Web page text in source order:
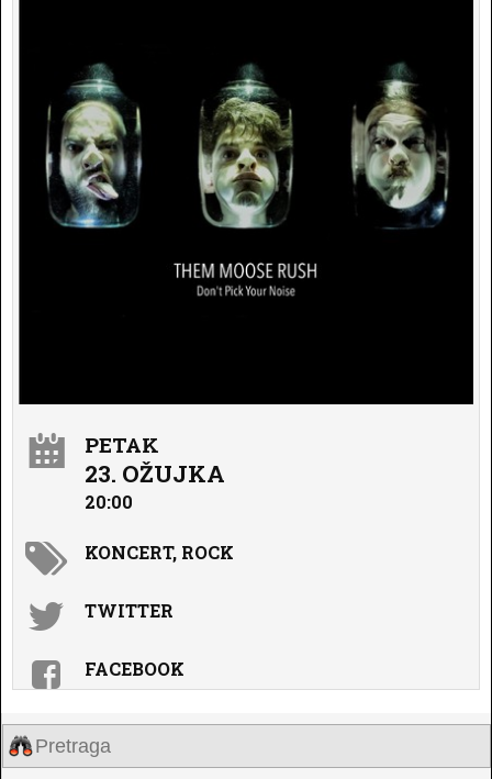
PETAK
23. OŽUJKA
20:00
KONCERT, ROCK
TWITTER
FACEBOOK